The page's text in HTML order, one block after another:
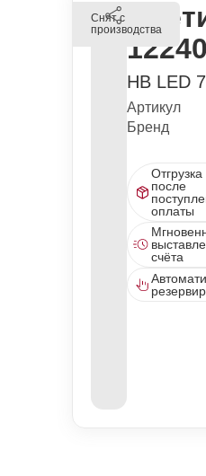
Снят с
производства
HB LED
Артикул
Бренд
Отгрузка
после
оплаты
счёта